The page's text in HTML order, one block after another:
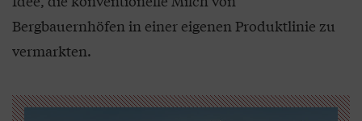
Bergbauernhöfen in einer eigenen Produktlinie zu
vermarkten.